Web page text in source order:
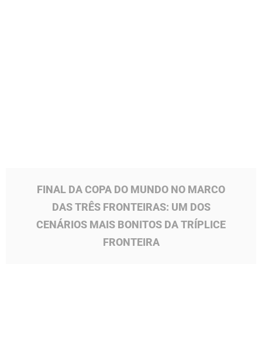
FINAL DA COPA DO MUNDO NO MARCO
DAS TRÊS FRONTEIRAS: UM DOS
CENÁRIOS MAIS BONITOS DA TRÍPLICE
FRONTEIRA